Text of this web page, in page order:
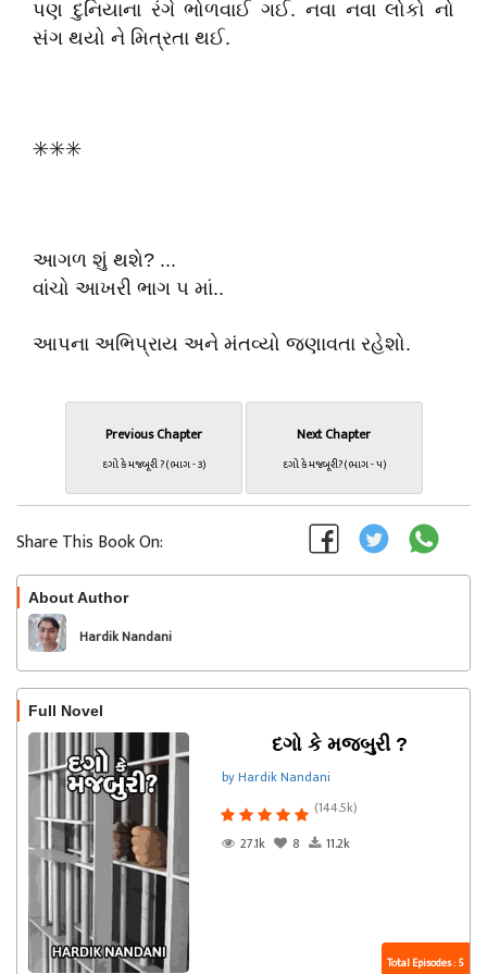
પણ દુનિયાના રંગે ભોળવાઈ ગઈ. નવા નવા લોકો નો
સંગ થયો ને મિત્રતા થઈ.
✳️✳️✳️
આગળ શું થશે? ...
વાંચો આખરી ભાગ ૫ માં..
આપના અભિપ્રાય અને મંતવ્યો જણાવતા રહેશો.
Previous Chapter
દગો કે મજબૂરી ? (ભાગ - ૩)
Next Chapter
દગો કે મજબૂરી? (ભાગ - ૫)
Share This Book On:
About Author
Hardik Nandani
Full Novel
દગો કે મજબુરી ?
by Hardik Nandani
(144.5k)
27.1k
8 11.2k
Total Episodes : 5